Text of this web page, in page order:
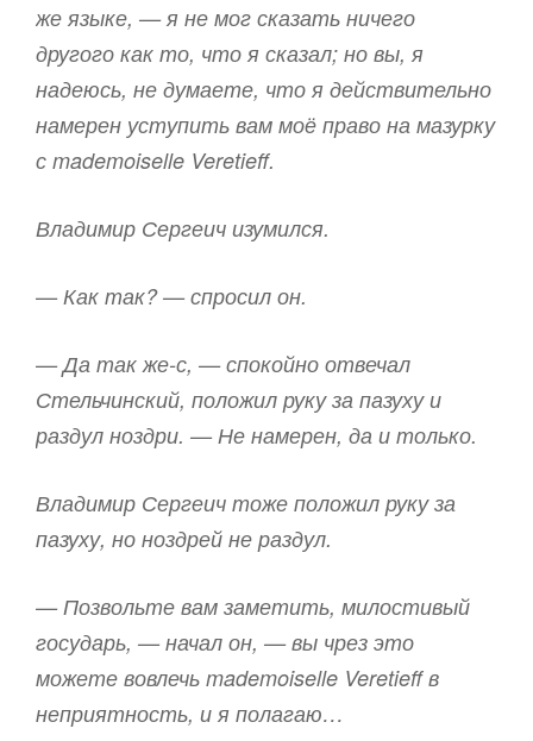
же языке, — я не мог сказать ничего
другого как то, что я сказал; но вы, я
надеюсь, не думаете, что я действительно
намерен уступить вам моё право на мазурку
с mademoiselle Veretieff.
Владимир Сергеич изумился.
— Как так? — спросил он.
— Да так же-с, — спокойно отвечал
Стельчинский, положил руку за пазуху и
раздул ноздри. — Не намерен, да и только.
Владимир Сергеич тоже положил руку за
пазуху, но ноздрей не раздул.
— Позвольте вам заметить, милостивый
государь, — начал он, — вы чрез это
можете вовлечь mademoiselle Veretieff в
неприятность, и я полагаю…